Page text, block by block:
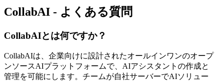
CollabAI - よくある質問
CollabAIとは何ですか？
CollabAIは、企業向けに設計されたオールインワンのオープ
ンソースAIプラットフォームで、AIアシスタントの作成と
管理を可能にします。チームが自社サーバーでAIソリュー